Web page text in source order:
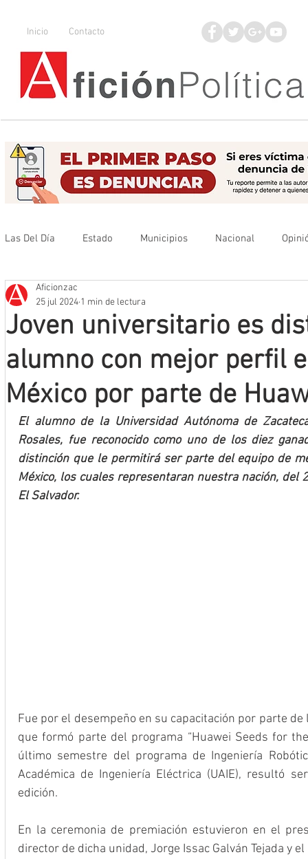
Inicio Contacto
Las Del Día Estado Municipios Nacional
Que no se olvide
Joven universitario es
alumno con mejor perfil
México por parte de
Aficionzac
25 jul 2024 1 min de lectura
El alumno de la Universidad Autónoma de
Rosales, fue reconocido como uno de los diez
distinción que le permitirá ser parte del equipo de
México, los cuales representaran nuestra nación, del
El Salvador.
Fue por el desempeño en su capacitación por parte de
que formó parte del programa “Huawei Seeds for
último semestre del programa de Ingeniería
Académica de Ingeniería Eléctrica (UAIE), resultó
edición.
En la ceremonia de premiación estuvieron en el
director de dicha unidad, Jorge Issac Galván Tejada y